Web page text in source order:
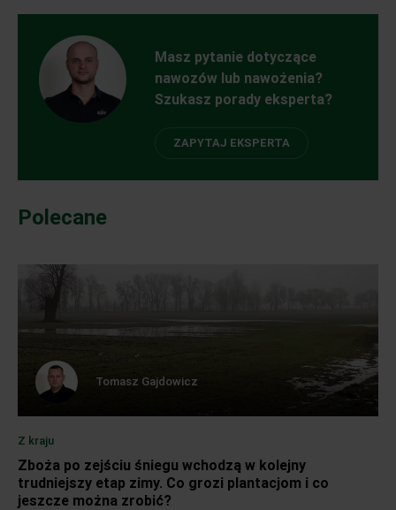
Polecane
Tomasz Gajdowicz
Z kraju
Zboża po zejściu śniegu wchodzą w kolejny
trudniejszy etap zimy. Co grozi plantacjom i co
jeszcze można zrobić?
Masz pytanie dotyczące
nawozów lub nawożenia?
Szukasz porady eksperta?
ZAPYTAJ EKSPERTA